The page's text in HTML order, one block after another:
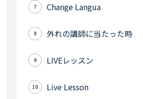
7 Change Langua
8 外れの講師に当たった時
9 LIVEレッスン
10 Live Lesson